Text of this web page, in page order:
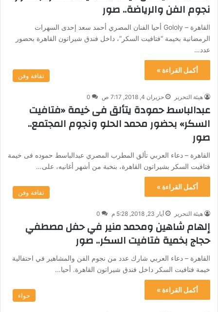
نجوم الفن والرياضة.. صور
القاهرة – Gololy أحيا الفنان المصري أحمد سعد إحدى السهرات
الرمضانية بخيمة “فتافيت السكر”، داخل فندق شيراتون القاهرة بحضور
عدد…
أكمل القراءة »
ثقافة وفن
هيئة التحرير حزيران 4, 2018, 7:17 ص 0
عبدالباسط حمودة يتألق فى خيمة «فتافيت
السكر» بحضور محمد الحلو ونجوم المجتمع..
صور
القاهرة – دعاء العربي تألق المطرب المصري عبدالباسط حموده فى خيمة
فتافيت السكر بشيراتون القاهرة، بنخبة من أشهر أغانيه، على…
أكمل القراءة »
ثقافة وفن
هيئة التحرير أيار 23, 2018, 5:28 م 0
إلهام شاهين ومحمد منير في حفل مصطفي
حجاج بخمية فتافيت السكر.. صور
القاهرة – دعاء العربي شارك عدد من نجوم الفن والمشاهير في احتفالية
خيمة فتافيت السكر داخل فندق شيراتون القاهرة. أحيا…
أكمل القراءة »
حواء